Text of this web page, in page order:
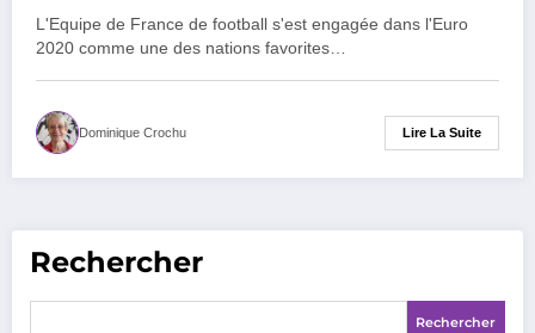
L'Equipe de France de football s'est engagée dans l'Euro
2020 comme une des nations favorites…
Dominique Crochu Lire La Suite
Rechercher
Rechercher